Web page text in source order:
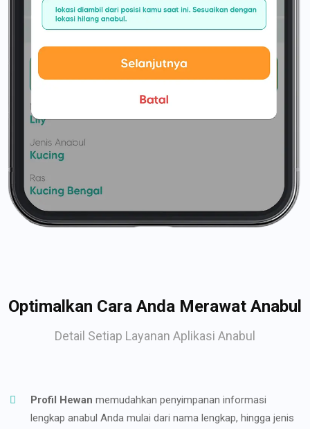
Optimalkan Cara Anda Merawat Anabul
Detail Setiap Layanan Aplikasi Anabul
Profil Hewan memudahkan penyimpanan informasi
lengkap anabul Anda mulai dari nama lengkap, hingga jenis